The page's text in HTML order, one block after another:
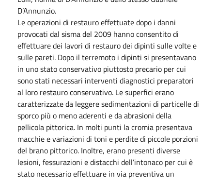
D’Annunzio.
Le operazioni di restauro effettuate dopo i danni
provocati dal sisma del 2009 hanno consentito di
effettuare dei lavori di restauro dei dipinti sulle volte e
sulle pareti. Dopo il terremoto i dipinti si presentavano
in uno stato conservativo piuttosto precario per cui
sono stati necessari interventi diagnostici preparatori
al loro restauro conservativo. Le superfici erano
caratterizzate da leggere sedimentazioni di particelle di
sporco più o meno aderenti e da abrasioni della
pellicola pittorica. In molti punti la cromia presentava
macchie e variazioni di toni e perdite di piccole porzioni
del brano pittorico. Inoltre, erano presenti diverse
lesioni, fessurazioni e distacchi dell’intonaco per cui è
stato necessario effettuare in via preventiva un